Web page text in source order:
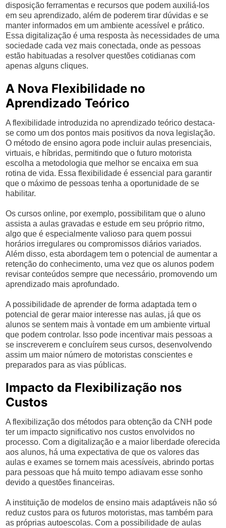
disposição ferramentas e recursos que podem auxiliá-los
em seu aprendizado, além de poderem tirar dúvidas e se
manter informados em um ambiente acessível e prático.
Essa digitalização é uma resposta às necessidades de uma
sociedade cada vez mais conectada, onde as pessoas
estão habituadas a resolver questões cotidianas com
apenas alguns cliques.
A Nova Flexibilidade no
Aprendizado Teórico
A flexibilidade introduzida no aprendizado teórico destaca-
se como um dos pontos mais positivos da nova legislação.
O método de ensino agora pode incluir aulas presenciais,
virtuais, e híbridas, permitindo que o futuro motorista
escolha a metodologia que melhor se encaixa em sua
rotina de vida. Essa flexibilidade é essencial para garantir
que o máximo de pessoas tenha a oportunidade de se
habilitar.
Os cursos online, por exemplo, possibilitam que o aluno
assista a aulas gravadas e estude em seu próprio ritmo,
algo que é especialmente valioso para quem possui
horários irregulares ou compromissos diários variados.
Além disso, esta abordagem tem o potencial de aumentar a
retenção do conhecimento, uma vez que os alunos podem
revisar conteúdos sempre que necessário, promovendo um
aprendizado mais aprofundado.
A possibilidade de aprender de forma adaptada tem o
potencial de gerar maior interesse nas aulas, já que os
alunos se sentem mais à vontade em um ambiente virtual
que podem controlar. Isso pode incentivar mais pessoas a
se inscreverem e concluírem seus cursos, desenvolvendo
assim um maior número de motoristas conscientes e
preparados para as vias públicas.
Impacto da Flexibilização nos
Custos
A flexibilização dos métodos para obtenção da CNH pode
ter um impacto significativo nos custos envolvidos no
processo. Com a digitalização e a maior liberdade oferecida
aos alunos, há uma expectativa de que os valores das
aulas e exames se tornem mais acessíveis, abrindo portas
para pessoas que há muito tempo adiavam esse sonho
devido a questões financeiras.
A instituição de modelos de ensino mais adaptáveis não só
reduz custos para os futuros motoristas, mas também para
as próprias autoescolas. Com a possibilidade de aulas